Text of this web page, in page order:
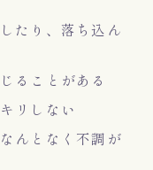
たり、落ち込ん
ることがある
リしない
んとなく不調が